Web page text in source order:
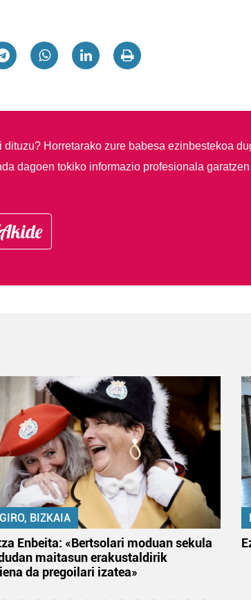
dituzu? Horretarako zure babesa ezinbestekoa
dagoen tokiko informazio profesionala
BIZKAIA
Enbeita: «Bertsolari moduan sekula
maitasun erakustaldirik
da pregoilari izatea»